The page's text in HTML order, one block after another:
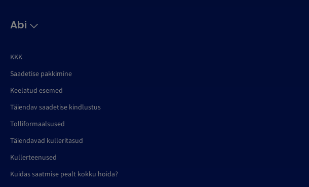
Abi
KKK
Saadetise pakkimine
Keelatud esemed
Täiendav saadetise kindlustus
Tolliformaalsused
Täiendavad kulleritasud
Kullerteenused
Kuidas saatmise pealt kokku hoida?